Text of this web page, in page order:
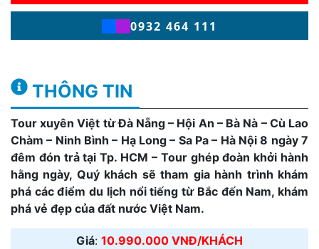
0932 464 111
THÔNG TIN
Tour xuyên Việt từ Đà Nẵng – Hội An – Bà Nà – Cù Lao
Chàm – Ninh Bình – Hạ Long – Sa Pa – Hà Nội 8 ngày 7
đêm đón trả tại Tp. HCM – Tour ghép đoàn khởi hành
hằng ngày, Quý khách sẽ tham gia hành trình khám
phá các điểm du lịch nổi tiếng từ Bắc đến Nam, khám
phá vẻ đẹp của đất nước Việt Nam.
Giá: 10.990.000 VNĐ/KHÁCH